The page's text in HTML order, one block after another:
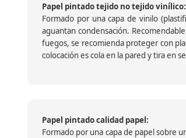
Papel pintado tejido no tejido vinílico:
Formado por una capa de vinilo
aguantan condensación.
fuegos, se recomienda proteger con
colocación es cola en la pared y tira en
Papel pintado calidad papel:
Formado por una capa de papel sobre